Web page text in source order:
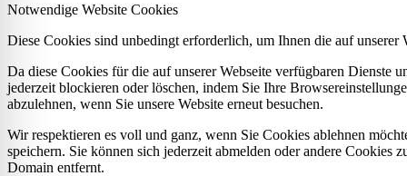
Notwendige Website Cookies
Diese Cookies sind unbedingt erforderlich, um Ihnen die auf
Da diese Cookies für die auf unserer Webseite verfügbaren
jederzeit blockieren oder löschen, indem Sie Ihre
abzulehnen, wenn Sie unsere Website erneut besuchen.
Wir respektieren es voll und ganz, wenn Sie Cookies ablehnen
speichern. Sie können sich jederzeit abmelden oder andere Cookies
Domain entfernt.